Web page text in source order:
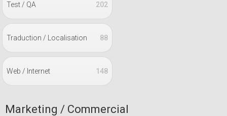
202
Test / QA
88
Traduction / Localisation
148
Web / Internet
Marketing / Commercial